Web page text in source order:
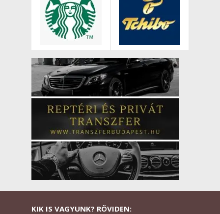
KIK IS VAGYUNK? RÖVIDEN: